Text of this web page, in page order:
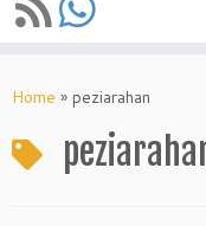
toHome » peziarahan